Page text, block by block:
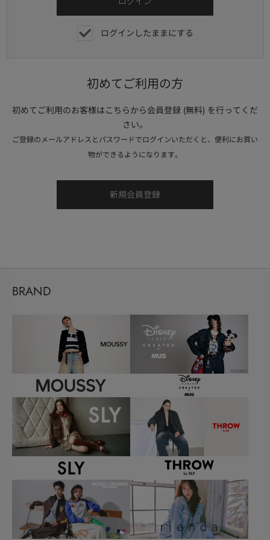
ログインしたままにする
初めてご利用の方
初めてご利用のお客様はこちらから会員登録 (無料) を行ってくだ
さい。
ご登録のメールアドレスとパスワードでログインいただくと、便利にお買い
物ができるようになります。
BRAND